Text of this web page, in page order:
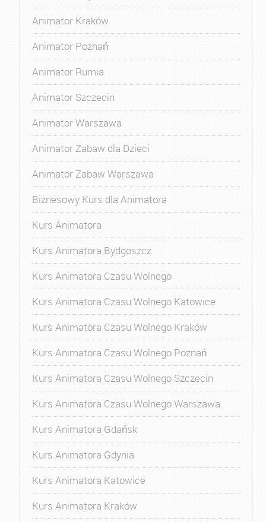
Animator Kraków
Animator Poznań
Animator Rumia
Animator Szczecin
Animator Warszawa
Animator Zabaw dla Dzieci
Animator Zabaw Warszawa
Biznesowy Kurs dla Animatora
Kurs Animatora
Kurs Animatora Bydgoszcz
Kurs Animatora Czasu Wolnego
Kurs Animatora Czasu Wolnego Katowice
Kurs Animatora Czasu Wolnego Kraków
Kurs Animatora Czasu Wolnego Poznań
Kurs Animatora Czasu Wolnego Szczecin
Kurs Animatora Czasu Wolnego Warszawa
Kurs Animatora Gdańsk
Kurs Animatora Gdynia
Kurs Animatora Katowice
Kurs Animatora Kraków